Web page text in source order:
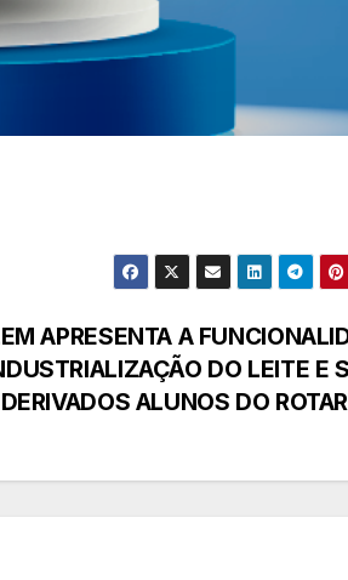
APRESENTA A
DO LEITE E
DERIVADOS ALUNOS DO